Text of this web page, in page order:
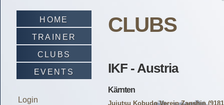
HOME
TRAINER
CLUBS
EVENTS
Login
CLUBS
IKF - Austria
Kärnten
Jujutsu Kobudo Verein Zanshin